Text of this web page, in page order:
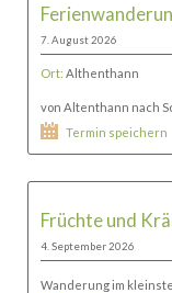
7. August 2026
Ort:Althenthann
von Altenthann nach
Termin speichern
Früchte und
4. September 2026
Wanderung im